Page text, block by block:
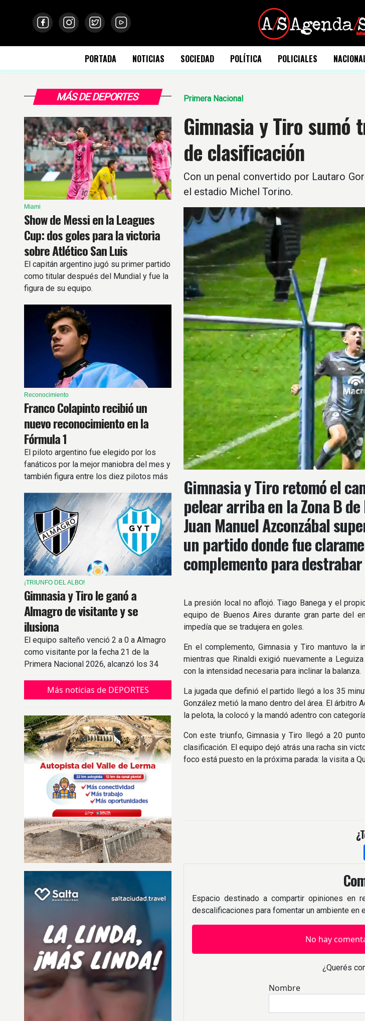
PORTADA NOTICIAS SOCIEDAD POLÍTICA POLICIALES
MÁS DE DEPORTES
Miami
Show de Messi en la Leagues
Cup: dos goles para la victoria
sobre Atlético San Luis
El capitán argentino jugó su primer partido
como titular después del Mundial y fue la
figura de su equipo.
Reconocimiento
Franco Colapinto recibió un
nuevo reconocimiento en la
Fórmula 1
El piloto argentino fue elegido por los
fanáticos por la mejor maniobra del mes y
también figura entre los diez pilotos más
¡TRIUNFO DEL ALBO!
Gimnasia y Tiro le ganó a
Almagro de visitante y se
ilusiona
El equipo salteño venció 2 a 0 a Almagro
como visitante por la fecha 21 de la
Primera Nacional 2026, alcanzó los 34
Más noticias de DEPORTES
Primera Nacional
Gimnasia y Tiro sumó
de clasificación
Con un penal convertido por Lautaro
el estadio Michel Torino.
Gimnasia y Tiro retomó el
pelear arriba en la Zona B
Juan Manuel Azconzábal
un partido donde fue
complemento para
La presión local no aflojó. Tiago Banega y el
equipo de Buenos Aires durante gran parte del
impedía que se tradujera en goles.
En el complemento, Gimnasia y Tiro mantuvo la
mientras que Rinaldi exigió nuevamente a
con la intensidad necesaria para inclinar la balanza.
La jugada que definió el partido llegó a los 35
González metió la mano dentro del área. El árbitro
la pelota, la colocó y la mandó adentro con
Con este triunfo, Gimnasia y Tiro llegó a 20
clasificación. El equipo dejó atrás una racha sin
foco está puesto en la próxima parada: la visita a
Espacio destinado a compartir opiniones
descalificaciones para fomentar un ambiente
No hay
¿Querés
Nombre